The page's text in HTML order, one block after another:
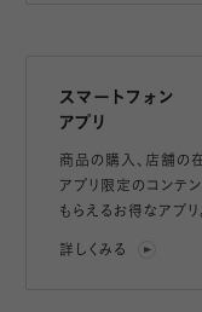
スマートフォン
アプリ
商品の購入、店舗の
アプリ限定のコンテ
もらえるお得なアプリ
詳しくみる